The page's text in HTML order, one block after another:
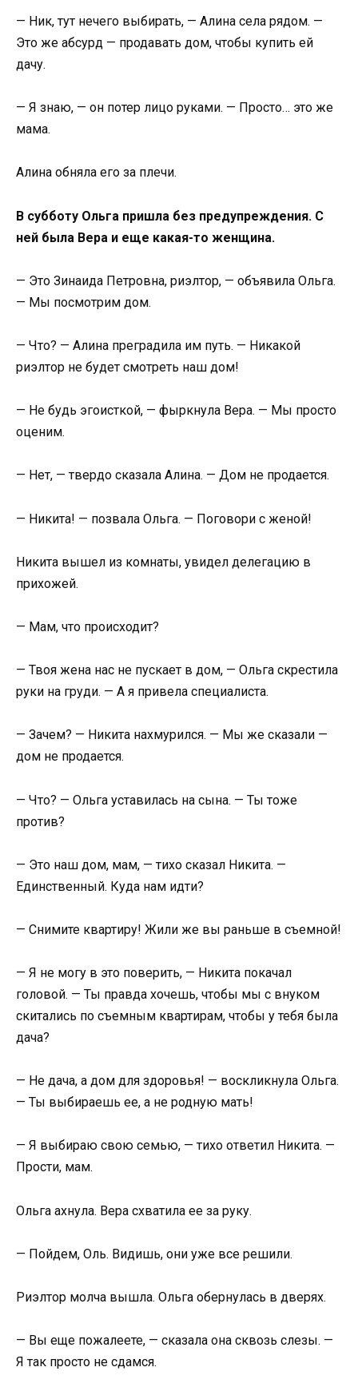
— Ник, тут нечего выбирать, — Алина села рядом. —
Это же абсурд — продавать дом, чтобы купить ей
дачу.
— Я знаю, — он потер лицо руками. — Просто… это же
мама.
Алина обняла его за плечи.
В субботу Ольга пришла без предупреждения. С
ней была Вера и еще какая-то женщина.
— Это Зинаида Петровна, риэлтор, — объявила Ольга.
— Мы посмотрим дом.
— Что? — Алина преградила им путь. — Никакой
риэлтор не будет смотреть наш дом!
— Не будь эгоисткой, — фыркнула Вера. — Мы просто
оценим.
— Нет, — твердо сказала Алина. — Дом не продается.
— Никита! — позвала Ольга. — Поговори с женой!
Никита вышел из комнаты, увидел делегацию в
прихожей.
— Мам, что происходит?
— Твоя жена нас не пускает в дом, — Ольга скрестила
руки на груди. — А я привела специалиста.
— Зачем? — Никита нахмурился. — Мы же сказали —
дом не продается.
— Что? — Ольга уставилась на сына. — Ты тоже
против?
— Это наш дом, мам, — тихо сказал Никита. —
Единственный. Куда нам идти?
— Снимите квартиру! Жили же вы раньше в съемной!
— Я не могу в это поверить, — Никита покачал
головой. — Ты правда хочешь, чтобы мы с внуком
скитались по съемным квартирам, чтобы у тебя была
дача?
— Не дача, а дом для здоровья! — воскликнула Ольга.
— Ты выбираешь ее, а не родную мать!
— Я выбираю свою семью, — тихо ответил Никита. —
Прости, мам.
Ольга ахнула. Вера схватила ее за руку.
— Пойдем, Оль. Видишь, они уже все решили.
Риэлтор молча вышла. Ольга обернулась в дверях.
— Вы еще пожалеете, — сказала она сквозь слезы. —
Я так просто не сдамся.